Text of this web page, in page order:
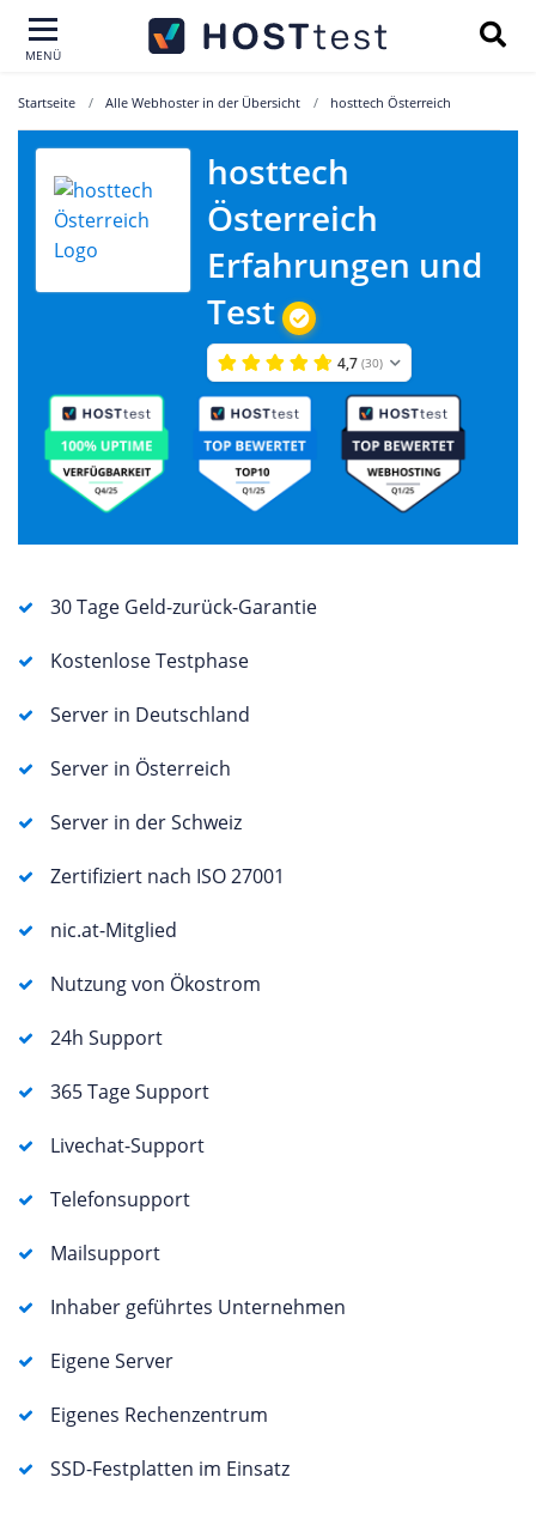
MENÜ
Startseite Alle Webhoster in der Übersicht hosttech Österreich
hosttech
Österreich
Erfahrungen und
Test
4,7 (30)
30 Tage Geld-zurück-Garantie
Kostenlose Testphase
Server in Deutschland
Server in Österreich
Server in der Schweiz
Zertifiziert nach ISO 27001
nic.at-Mitglied
Nutzung von Ökostrom
24h Support
365 Tage Support
Livechat-Support
Telefonsupport
Mailsupport
Inhaber geführtes Unternehmen
Eigene Server
Eigenes Rechenzentrum
SSD-Festplatten im Einsatz